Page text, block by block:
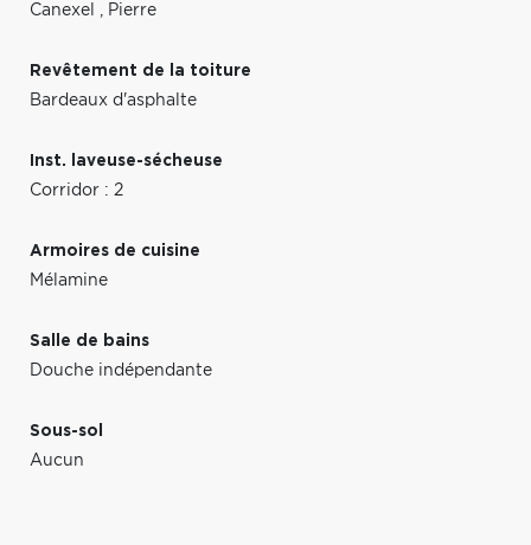
Canexel , Pierre
Revêtement de la toiture
Bardeaux d'asphalte
Inst. laveuse-sécheuse
Corridor : 2
Armoires de cuisine
Mélamine
Salle de bains
Douche indépendante
Sous-sol
Aucun